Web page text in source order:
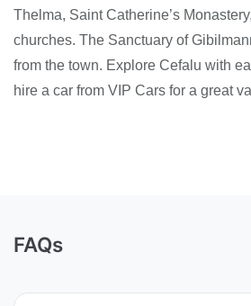
Thelma, Saint Catherine’s
churches. The Sanctuary of
from the town. Explore Cefalu with
hire a car from VIP Cars for a great
FAQs